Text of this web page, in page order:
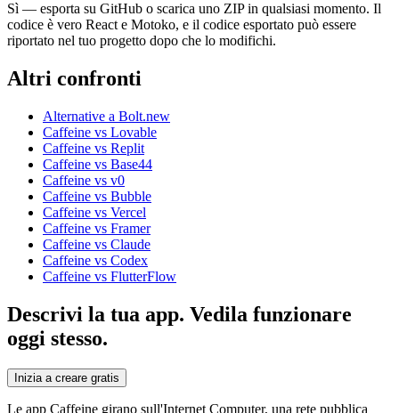
Sì — esporta su GitHub o scarica uno ZIP in qualsiasi momento. Il
codice è vero React e Motoko, e il codice esportato può essere
riportato nel tuo progetto dopo che lo modifichi.
Altri confronti
Alternative a Bolt.new
Caffeine vs Lovable
Caffeine vs Replit
Caffeine vs Base44
Caffeine vs v0
Caffeine vs Bubble
Caffeine vs Vercel
Caffeine vs Framer
Caffeine vs Claude
Caffeine vs Codex
Caffeine vs FlutterFlow
Descrivi la tua app. Vedila funzionare
oggi stesso.
Inizia a creare gratis
Le app Caffeine girano sull'Internet Computer, una rete pubblica